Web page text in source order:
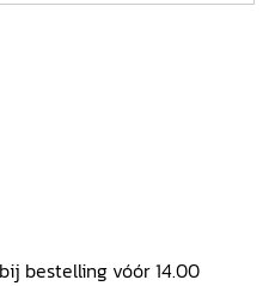
bestelling vóór 14.00